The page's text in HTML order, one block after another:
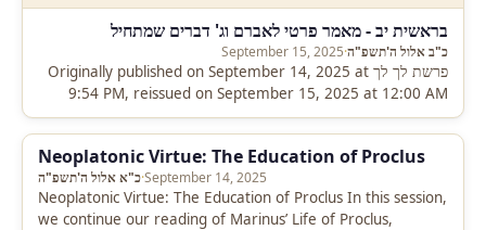
בראשית יב - מאמר פרטי לאברם וג' דברים שמתחיל
כ"ב אלול ה'תשפ"ה·
September 15, 2025
פרשת לך לך Originally published on September 14, 2025 at
9:54 PM, reissued on September 15, 2025 at 12:00 AM
Neoplatonic Virtue: The Education of Proclus
כ"א אלול ה'תשפ"ה·September 14, 2025
Neoplatonic Virtue: The Education of Proclus In this session,
we continue our reading of Marinus’ Life of Proclus,